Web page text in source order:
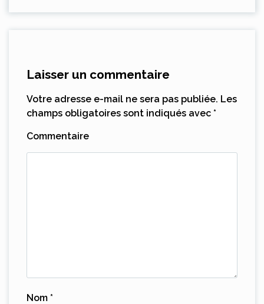
Laisser un commentaire
Votre adresse e-mail ne sera pas publiée. Les
champs obligatoires sont indiqués avec *
Commentaire
Nom *